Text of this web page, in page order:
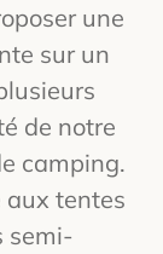
une
sur un
de notre
camping.
aux tentes
semi-